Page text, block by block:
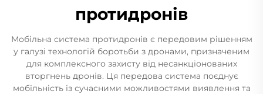
протидронів
Мобільна система протидронів є передовим рішенням
у галузі технологій боротьби з дронами, призначеним
для комплексного захисту від несанкціонованих
вторгнень дронів. Ця передова система поєднує
мобільність із сучасними можливостями виявлення та